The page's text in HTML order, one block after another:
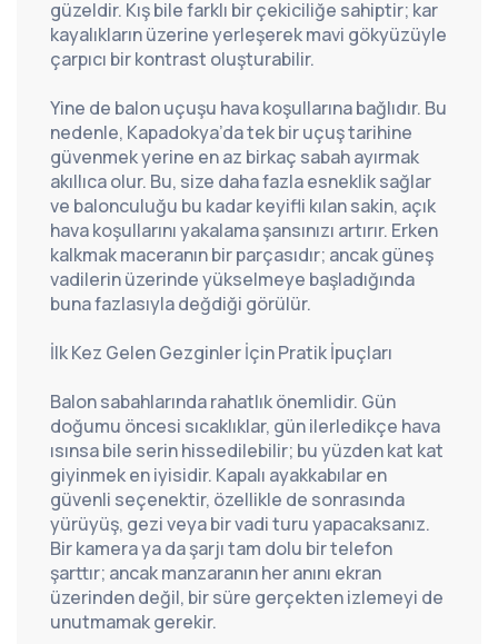
güzeldir. Kış bile farklı bir çekiciliğe sahiptir; kar
kayalıkların üzerine yerleşerek mavi gökyüzüyle
çarpıcı bir kontrast oluşturabilir.
Yine de balon uçuşu hava koşullarına bağlıdır. Bu
nedenle, Kapadokya’da tek bir uçuş tarihine
güvenmek yerine en az birkaç sabah ayırmak
akıllıca olur. Bu, size daha fazla esneklik sağlar
ve balonculuğu bu kadar keyifli kılan sakin, açık
hava koşullarını yakalama şansınızı artırır. Erken
kalkmak maceranın bir parçasıdır; ancak güneş
vadilerin üzerinde yükselmeye başladığında
buna fazlasıyla değdiği görülür.
İlk Kez Gelen Gezginler İçin Pratik İpuçları
Balon sabahlarında rahatlık önemlidir. Gün
doğumu öncesi sıcaklıklar, gün ilerledikçe hava
ısınsa bile serin hissedilebilir; bu yüzden kat kat
giyinmek en iyisidir. Kapalı ayakkabılar en
güvenli seçenektir, özellikle de sonrasında
yürüyüş, gezi veya bir vadi turu yapacaksanız.
Bir kamera ya da şarjı tam dolu bir telefon
şarttır; ancak manzaranın her anını ekran
üzerinden değil, bir süre gerçekten izlemeyi de
unutmamak gerekir.